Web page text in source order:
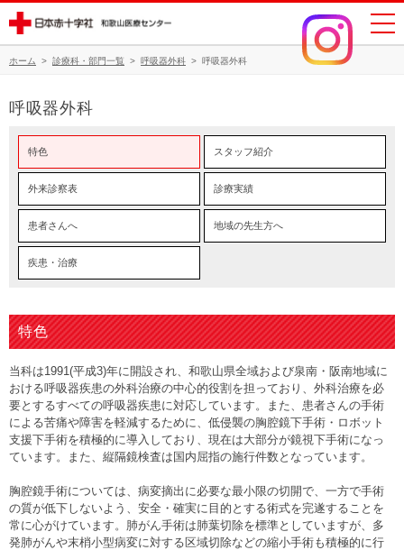
ホーム > 診療科・部門一覧 > 呼吸器外科 > 呼吸器外科
呼吸器外科
特色 スタッフ紹介
外来診察表 診療実績
患者さんへ 地域の先生方へ
疾患・治療
特色
当科は1991(平成3)年に開設され、和歌山県全域および泉南・阪南地域に
おける呼吸器疾患の外科治療の中心的役割を担っており、外科治療を必
要とするすべての呼吸器疾患に対応しています。また、患者さんの手術
による苦痛や障害を軽減するために、低侵襲の胸腔鏡下手術・ロボット
支援下手術を積極的に導入しており、現在は大部分が鏡視下手術になっ
ています。また、縦隔鏡検査は国内屈指の施行件数となっています。
胸腔鏡手術については、病変摘出に必要な最小限の切開で、一方で手術
の質が低下しないよう、安全・確実に目的とする術式を完遂することを
常に心がけています。肺がん手術は肺葉切除を標準としていますが、多
発肺がんや末梢小型病変に対する区域切除などの縮小手術も積極的に行